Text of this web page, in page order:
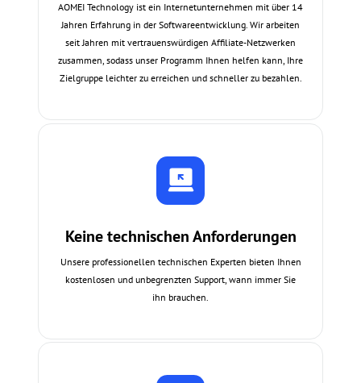
AOMEI Technology ist ein Internetunternehmen mit über 14
Jahren Erfahrung in der Softwareentwicklung. Wir arbeiten
seit Jahren mit vertrauenswürdigen Affiliate-Netzwerken
zusammen, sodass unser Programm Ihnen helfen kann, Ihre
Zielgruppe leichter zu erreichen und schneller zu bezahlen.
Keine technischen Anforderungen
Unsere professionellen technischen Experten bieten Ihnen
kostenlosen und unbegrenzten Support, wann immer Sie
ihn brauchen.